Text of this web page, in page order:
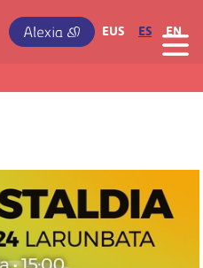
EUS ES EN
IRUDIA